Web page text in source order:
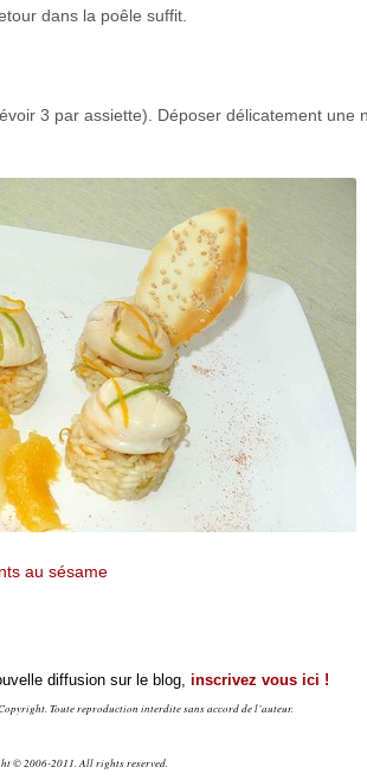
dans la poêle suffit.
3 par assiette). Déposer délicatement une
au sésame
diffusion sur le blog, inscrivez vous ici !
Toute reproduction interdite sans accord de l’auteur.
© 2006-2011. All rights reserved.